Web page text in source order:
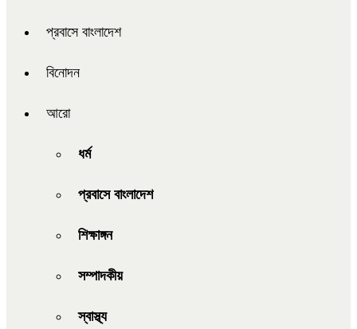
প্রবাসে বাংলাদেশ
বিনোদন
আরো
ধর্ম
প্রবাসে বাংলাদেশ
শিক্ষাঙ্গন
সম্পাদকীয়
স্বাস্থ্য